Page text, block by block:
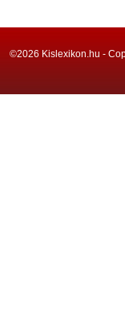
©2026 Kislexikon.hu -